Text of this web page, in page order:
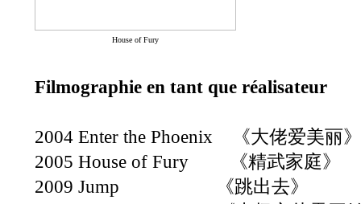
House of Fury
Filmographie en tant que réalisateur
2004 Enter the Phoenix 《大佬爱美丽
2005 House of Fury 《精武家庭》
2009 Jump 《跳出去》